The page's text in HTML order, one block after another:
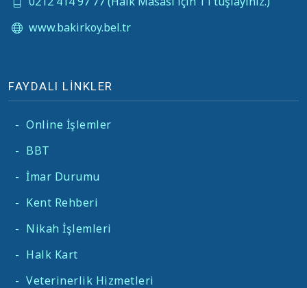
www.bakirkoy.bel.tr
FAYDALI LİNKLER
- Online İşlemler
- BBT
- İmar Durumu
- Kent Rehberi
- Nikah İşlemleri
- Halk Kart
- Veterinerlik Hizmetleri